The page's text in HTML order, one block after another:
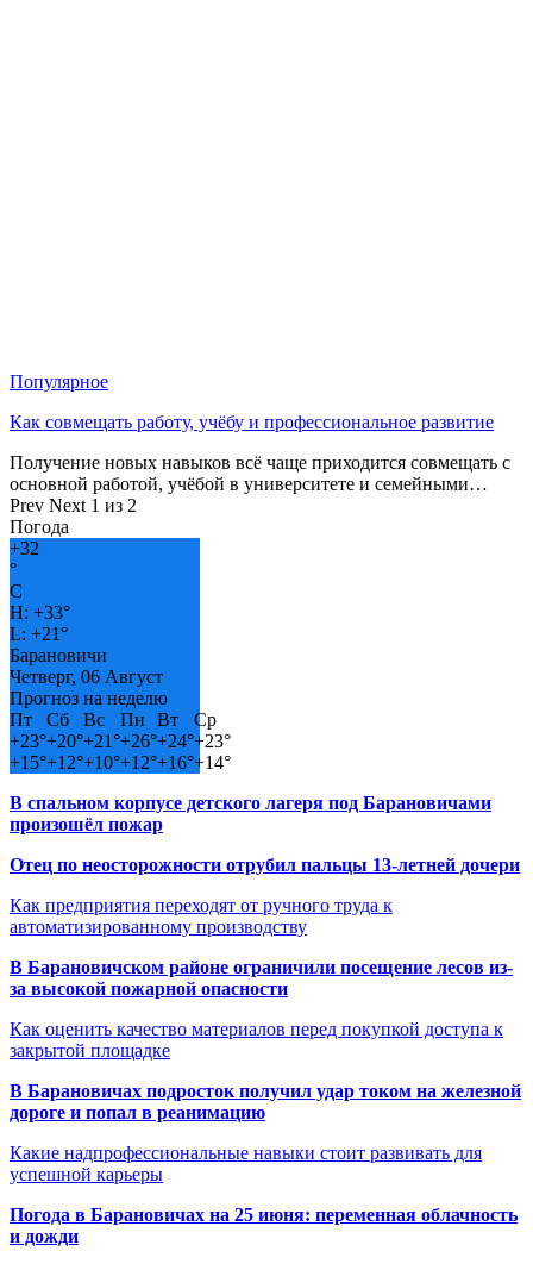
Популярное
Как совмещать работу, учёбу и профессиональное развитие
Получение новых навыков всё чаще приходится совмещать с
основной работой, учёбой в университете и семейными…
Prev Next 1 из 2
Погода
+32
°
C
H: +33°
L: +21°
Барановичи
Четверг, 06 Август
Прогноз на неделю
Пт
Сб Вс Пн Вт
Ср
+23°+20°+21°+26°+24°+23°
+15°+12°+10°+12°+16°+14°
В спальном корпусе детского лагеря под Барановичами
произошёл пожар
Отец по неосторожности отрубил пальцы 13-летней дочери
Как предприятия переходят от ручного труда к
автоматизированному производству
В Барановичском районе ограничили посещение лесов из-
за высокой пожарной опасности
Как оценить качество материалов перед покупкой доступа к
закрытой площадке
В Барановичах подросток получил удар током на железной
дороге и попал в реанимацию
Какие надпрофессиональные навыки стоит развивать для
успешной карьеры
Погода в Барановичах на 25 июня: переменная облачность
и дожди